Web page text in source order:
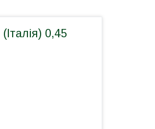
0,45